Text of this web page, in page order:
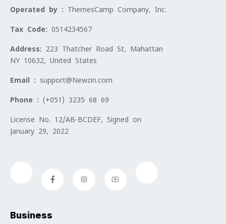
Operated by : ThemesCamp Company, Inc.
Tax Code: 0514234567
Address: 223 Thatcher Road St, Mahattan
NY 10632, United States
Email : support@Newzin.com
Phone : (+051) 3235 68 69
License No. 12/AB-BCDEF, Signed on
January 29, 2022
Business